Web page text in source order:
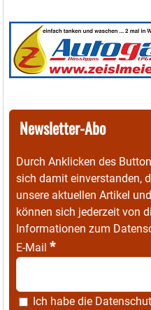
Newsletter-Abo
Durch Anklicken des
sich damit einverstanden,
unsere aktuellen Artikel
können sich jederzeit von
Informationen zum
E-Mail *
Ich habe die